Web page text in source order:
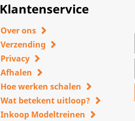
Klantenservice
Over ons
Verzending
Privacy
Afhalen
Hoe werken schalen
Wat betekent uitloop?
Inkoop Modeltreinen